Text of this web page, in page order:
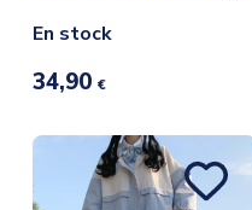
En stock
34,90 €